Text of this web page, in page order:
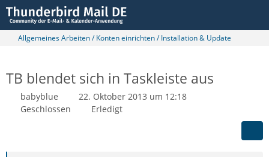
Allgemeines Arbeiten / Konten einrichten / Installation & Update
TB blendet sich in Taskleiste aus
babyblue
22. Oktober 2013 um 12:18
Geschlossen
Erledigt